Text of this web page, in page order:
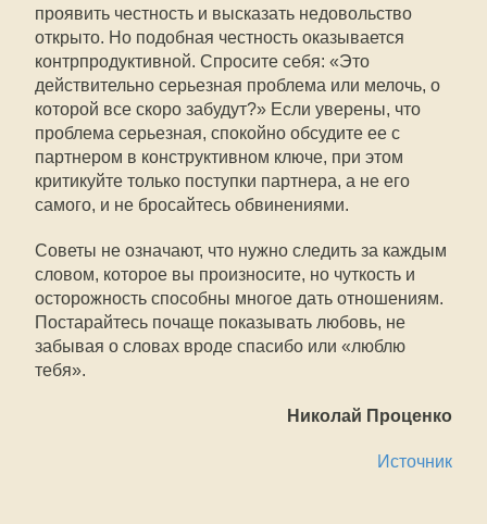
проявить честность и высказать недовольство
открыто. Но подобная честность оказывается
контрпродуктивной. Спросите себя: «Это
действительно серьезная проблема или мелочь, о
которой все скоро забудут?» Если уверены, что
проблема серьезная, спокойно обсудите ее с
партнером в конструктивном ключе, при этом
критикуйте только поступки партнера, а не его
самого, и не бросайтесь обвинениями.
Советы не означают, что нужно следить за каждым
словом, которое вы произносите, но чуткость и
осторожность способны многое дать отношениям.
Постарайтесь почаще показывать любовь, не
забывая о словах вроде спасибо или «люблю
тебя».
Николай Проценко
Источник